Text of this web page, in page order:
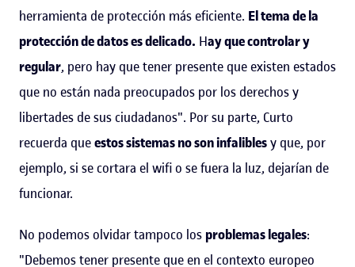
herramienta de protección más eficiente. El tema de la
protección de datos es delicado. Hay que controlar y
regular, pero hay que tener presente que existen estados
que no están nada preocupados por los derechos y
libertades de sus ciudadanos". Por su parte, Curto
recuerda queestos sistemas no son infaliblesy que, por
ejemplo, si se cortara el wifi o se fuera la luz, dejarían de
funcionar.
No podemos olvidar tampoco los problemas legales:
"Debemos tener presente que en el contexto europeo